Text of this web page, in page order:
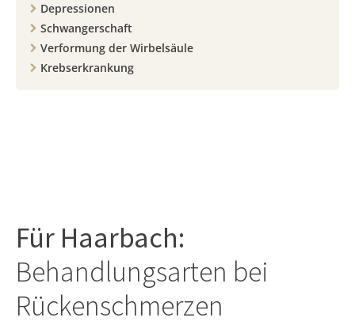
Depressionen
Schwangerschaft
Verformung der Wirbelsäule
Krebserkrankung
Für Haarbach:
Behandlungsarten bei
Rückenschmerzen